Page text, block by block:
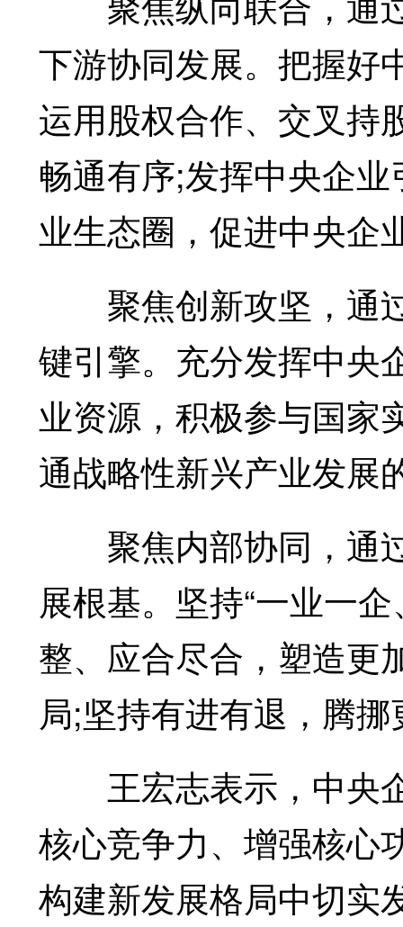
下游协同发展。把握好
运用股权合作、交叉持
畅通有序;发挥中央企
业生态圈，促进中央企
聚焦创新攻坚，通
键引擎。充分发挥中央
业资源，积极参与国家
通战略性新兴产业发展
聚焦内部协同，通
展根基。坚持“一业一
整、应合尽合，塑造更
局;坚持有进有退，腾
王宏志表示，中央
核心竞争力、增强核心
构建新发展格局中切实